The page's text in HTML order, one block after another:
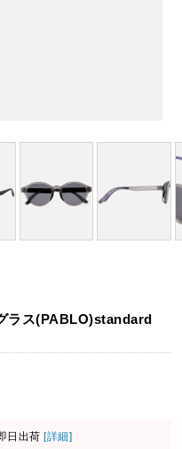
ラス(PABLO)standard
日出荷 [詳細]